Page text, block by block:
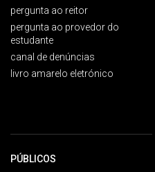
pergunta ao reitor
pergunta ao provedor do
estudante
canal de denúncias
livro amarelo eletrónico
PÚBLICOS